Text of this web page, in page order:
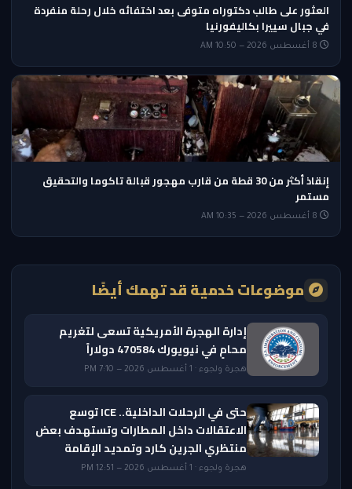
العثور على طالب دكتوراه متوفى بعد اختفائه خلال رحلة منفردة
في جبال سييرا بكاليفورنيا
إنقاذ أكثر من 30 قطة من قارب مهجور قبالة تاكوما والتحقيق
مستمر
موضوعات خدمية قد تهمك أيضًا
إدارة الهجرة الأمريكية تسعى لتغريم
محامٍ في نيويورك 470584 دولاراً
هجرة ولجوء · 1 أغسطس 2026 — 7:10 PM
حتى في الرحلات الداخلية.. ICE توسع
الاعتقالات داخل المطارات وتستهدف بعض
منتظري الجرين كارد وتمديد الإقامة
هجرة ولجوء · 1 أغسطس 2026 — 12:51 PM